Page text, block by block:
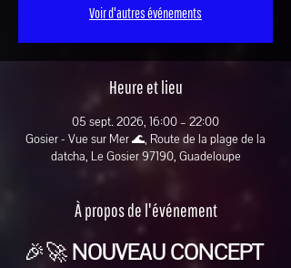
Voir d'autres événements
Heure et lieu
05 sept. 2026, 16:00 – 22:00
Gosier - Vue sur Mer 🌊, Route de la plage de la
datcha, Le Gosier 97190, Guadeloupe
À propos de l'événement
🎉🚀 NOUVEAU CONCEPT